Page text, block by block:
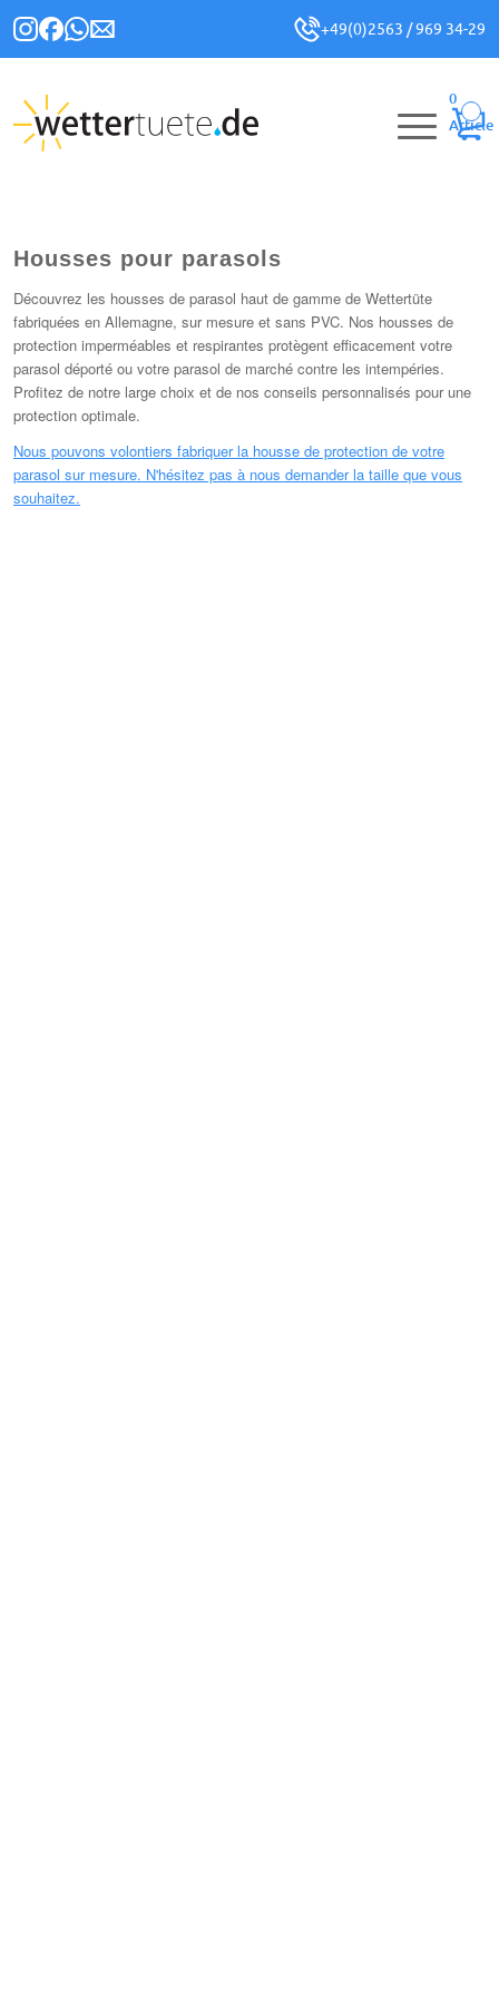
+49(0)2563 / 969 34-29
0
Article
Housses pour parasols
Découvrez les housses de parasol haut de gamme de Wettertüte
fabriquées en Allemagne, sur mesure et sans PVC. Nos housses de
protection imperméables et respirantes protègent efficacement votre
parasol déporté ou votre parasol de marché contre les intempéries.
Profitez de notre large choix et de nos conseils personnalisés pour une
protection optimale.
Nous pouvons volontiers fabriquer la housse de protection de votre
parasol sur mesure. N'hésitez pas à nous demander la taille que vous
souhaitez.